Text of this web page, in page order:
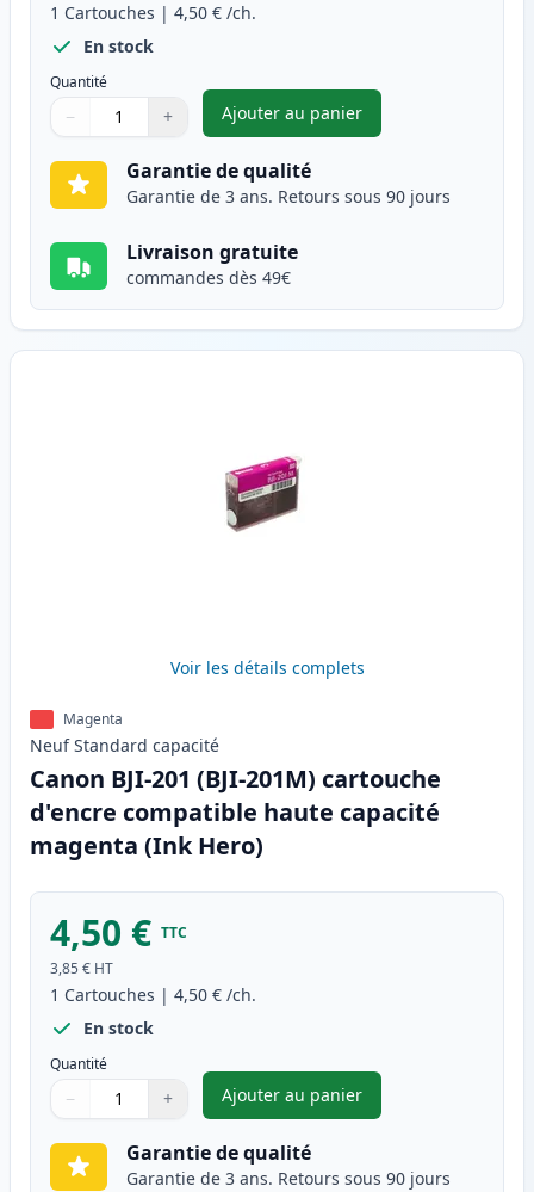
1 Cartouches | 4,50 € /ch.
En stock
Quantité
Quantité
Utilisez les boutons pour ajuster
− +
Quantité
Ajouter au panier
,Canon BJI-201 (BJI-201C)
Garantie de qualité
Garantie de 3 ans. Retours sous 90 jours
Livraison gratuite
commandes dès 49€
Voir les détails complets
Magenta
Neuf Standard capacité
Canon BJI-201 (BJI-201M) cartouche
d'encre compatible haute capacité
magenta (Ink Hero)
4,50 € TTC
3,85 € HT
1 Cartouches | 4,50 € /ch.
En stock
Quantité
Quantité
Utilisez les boutons pour ajuster
− +
Quantité
Ajouter au panier
,Canon BJI-201 (BJI-201M)
Garantie de qualité
Garantie de 3 ans. Retours sous 90 jours